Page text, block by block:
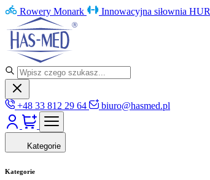
Rowery Monark Innowacyjna siłownia HUR
+48 33 812 29 64 biuro@hasmed.pl
Kategorie
Kategorie